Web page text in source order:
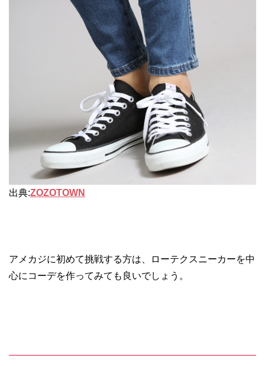
出典:ZOZOTOWN
アメカジに初めて挑戦する方は、ローテクスニーカーを中
心にコーデを作ってみても良いでしょう。